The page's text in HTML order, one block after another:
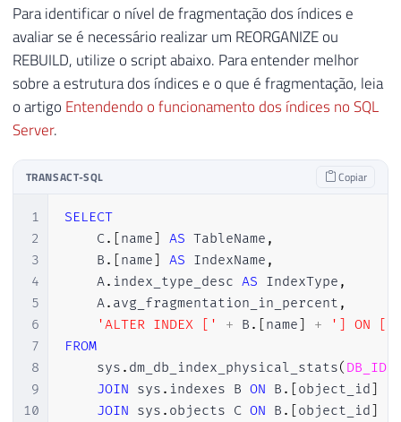
27
28
29
30
31
33
34
WHERE
    D
.data_compression_desc =
'NONE'
AND D.index_id <> 0
AND A. [ type] IN (1, 2)
-- CLUSTERED e
AND
B type ]
'U'
    Indice
Para identificar o nível de fragmentação dos índices e
avaliar se é necessário realizar um REORGANIZE ou
REBUILD, utilize o script abaixo. Para entender melhor
sobre a estrutura dos índices e o que é fragmentação, leia
o artigo Entendendo o funcionamento dos índices no SQL
Server.
TRANSACT-SQL Copiar
1
2
3
4
5
6
7
8
9
10
SELECT
    C
. name AS TableName ,
    B
. name AS IndexName ,
    A
. index_type_desc AS IndexType ,
    A
. avg_fragmentation_in_percent ,
'ALTER INDEX ['
+ B . name +
'] ON ['
FROM
    sys
. dm_db_index_physical_stats( DB_ID(
JOIN sys . indexes B ON B . object_id
JOIN sys . objects C ON B . object_id